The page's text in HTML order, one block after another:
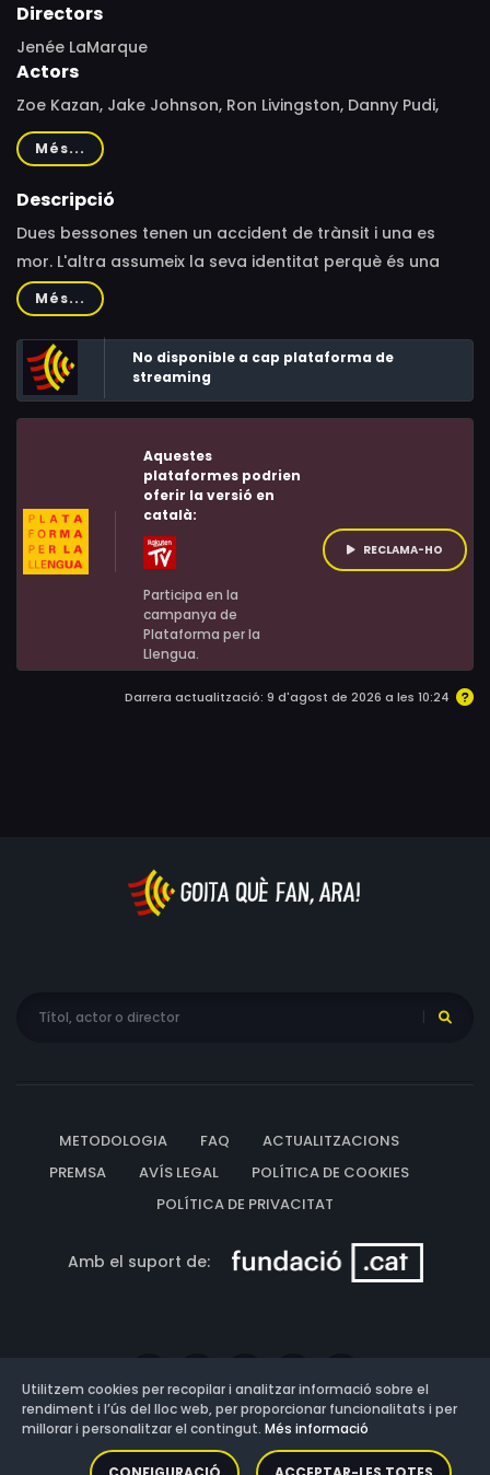
Directors
Jenée LaMarque
Actors
Zoe Kazan, Jake Johnson, Ron Livingston, Danny Pudi,
Sterling Beaumon, John Carroll Lynch, Frankie Shaw,
Sabrina Lloyd, Jeremy Howard, Shae D'Lyn, Bronwyn
Cornelius, Patrick Breen, Stuart Littlefield, Rosa Yelena
Tyler Nunes, Joey Fernandes, Vincent Castro, Luke
Trujillo, Isiah Greene, Zeve Zilberberg
Més...
Descripció
Dues bessones tenen un accident de trànsit i una es
mor. L'altra assumeix la seva identitat perquè és una
noia bonica, amb èxit, i els pares l'admiren.
Més...
No disponible a cap plataforma de
streaming
Aquestes
plataformes podrien
oferir la versió en
català:
Participa en la
campanya de
Plataforma per la
Llengua.
RECLAMA-HO
Darrera actualització: 9 d'agost de 2026 a les 10:24
METODOLOGIA FAQ
ACTUALITZACIONS
PREMSA
AVÍS LEGAL
POLÍTICA DE COOKIES
POLÍTICA DE PRIVACITAT
Amb el suport de:
Versió: 3.13.0.202607011342
Utilitzem cookies per recopilar i analitzar informació sobre el
rendiment i l’ús del lloc web, per proporcionar funcionalitats i per
millorar i personalitzar el contingut. Més informació